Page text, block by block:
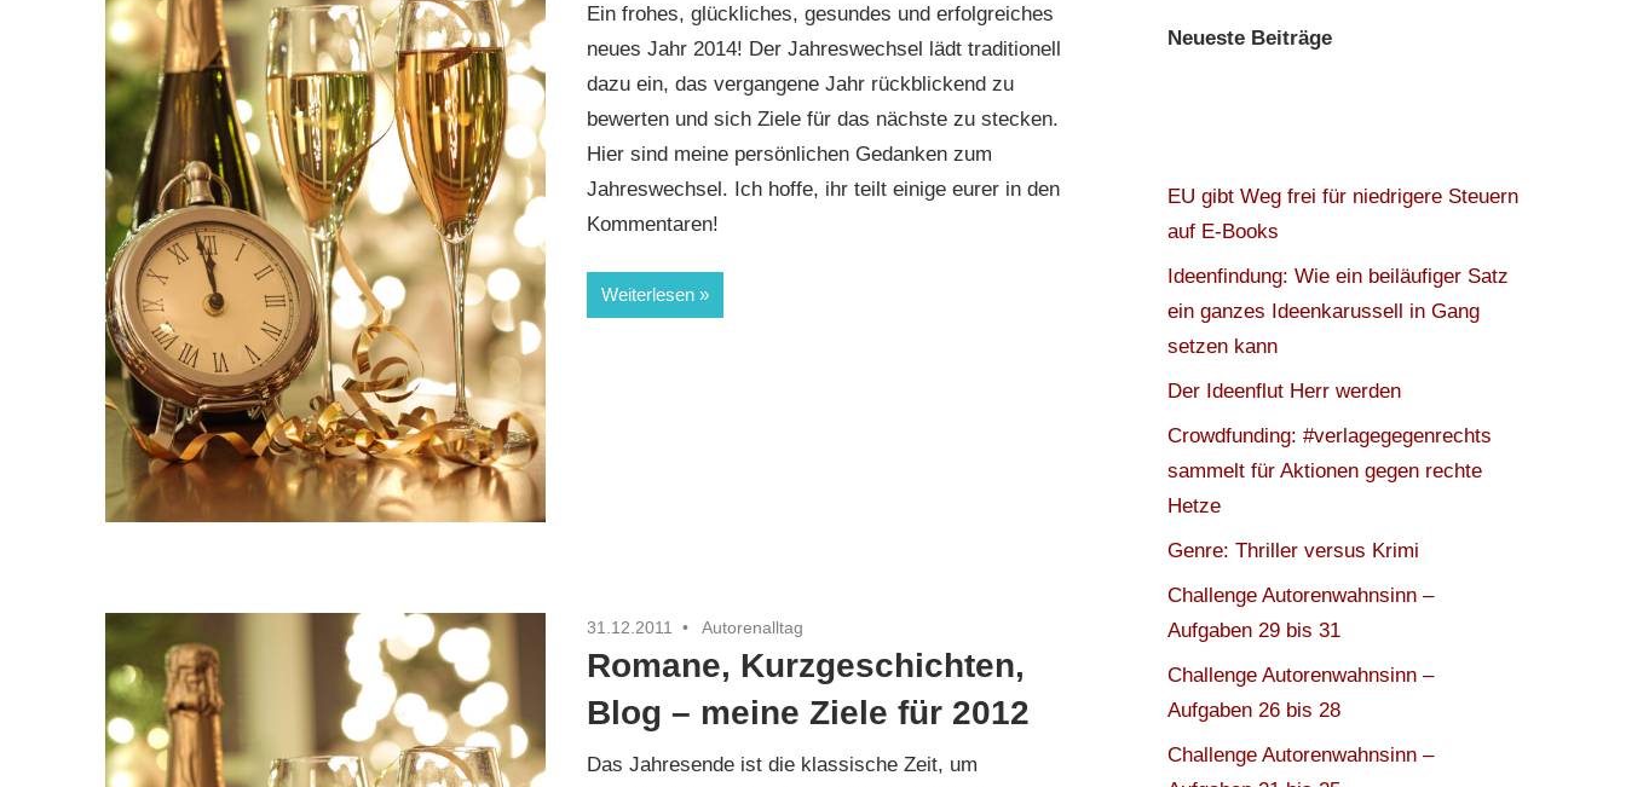
Ein frohes, glückliches, gesundes und erfolgreiches
neues Jahr 2014! Der Jahreswechsel lädt traditionell
dazu ein, das vergangene Jahr rückblickend zu
bewerten und sich Ziele für das nächste zu stecken.
Hier sind meine persönlichen Gedanken zum
Jahreswechsel. Ich hoffe, ihr teilt einige eurer in den
Kommentaren!
Weiterlesen
31.12.2011 Autorenalltag
Romane, Kurzgeschichten,
Blog – meine Ziele für 2012
Das Jahresende ist die klassische Zeit, um
Neueste Beiträge
EU gibt Weg frei für niedrigere Steuern
auf E-Books
Ideenfindung: Wie ein beiläufiger Satz
ein ganzes Ideenkarussell in Gang
setzen kann
Der Ideenflut Herr werden
Crowdfunding: #verlagegegenrechts
sammelt für Aktionen gegen rechte
Hetze
Genre: Thriller versus Krimi
Challenge Autorenwahnsinn –
Aufgaben 29 bis 31
Challenge Autorenwahnsinn –
Aufgaben 26 bis 28
Challenge Autorenwahnsinn –